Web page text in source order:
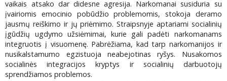
vaikais atsako dar didesne agresija. Narkomanai susiduria su
įvairiomis emocinio pobūdžio problemomis, stokoja deramo
jausmų reiškimo ir jų priėmimo. Straipsnyje aptariami socialinių
įgūdžių ugdymo užsiėmimai, kurie gali padėti narkomanams
integruotis į visuomenę. Pabrėžiama, kad tarp narkomanijos ir
nusikalstamumo egzistuoja neabejotinas ryšys. Nusakomos
socialinės integracijos kryptys ir socialinių darbuotojų
sprendžiamos problemos.